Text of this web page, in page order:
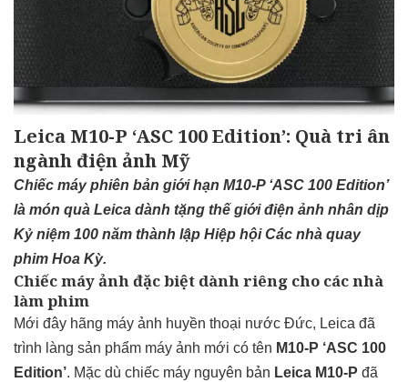
Leica M10-P ‘ASC 100 Edition’: Quà tri ân
ngành điện ảnh Mỹ
Chiếc máy phiên bản giới hạn M10-P ‘ASC 100 Edition’
là món quà Leica dành tặng thế giới điện ảnh nhân dịp
Kỷ niệm 100 năm thành lập Hiệp hội Các nhà quay
phim Hoa Kỳ.
Chiếc máy ảnh đặc biệt dành riêng cho các nhà
làm phim
Mới đây hãng máy ảnh huyền thoại nước Đức, Leica đã
trình làng sản phẩm máy ảnh mới có tên M10-P ‘ASC 100
Edition’. Mặc dù chiếc máy nguyên bản Leica M10-P đã